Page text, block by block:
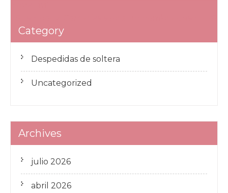
entradas
Category
Despedidas de soltera
Uncategorized
Archives
julio 2026
abril 2026